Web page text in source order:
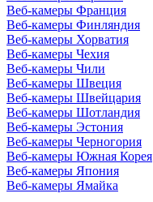
Веб-камеры Франция
Веб-камеры Финляндия
Веб-камеры Хорватия
Веб-камеры Чехия
Веб-камеры Чили
Веб-камеры Швеция
Веб-камеры Швейцария
Веб-камеры Шотландия
Веб-камеры Эстония
Веб-камеры Черногория
Веб-камеры Южная Корея
Веб-камеры Япония
Веб-камеры Ямайка